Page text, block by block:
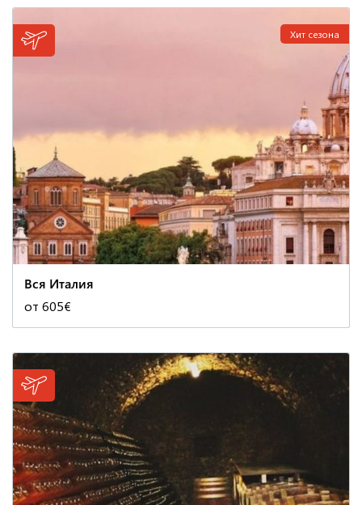
Хит сезона
Вся Италия
от 605€